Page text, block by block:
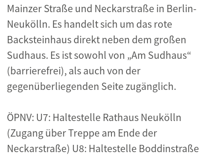
Mainzer Straße und Neckarstraße in Berlin-
Neukölln. Es handelt sich um das rote
Backsteinhaus direkt neben dem großen
Sudhaus. Es ist sowohl von „Am Sudhaus“
(barrierefrei), als auch von der
gegenüberliegenden Seite zugänglich.
ÖPNV: U7: Haltestelle Rathaus Neukölln
(Zugang über Treppe am Ende der
Neckarstraße) U8: Haltestelle Boddinstraße